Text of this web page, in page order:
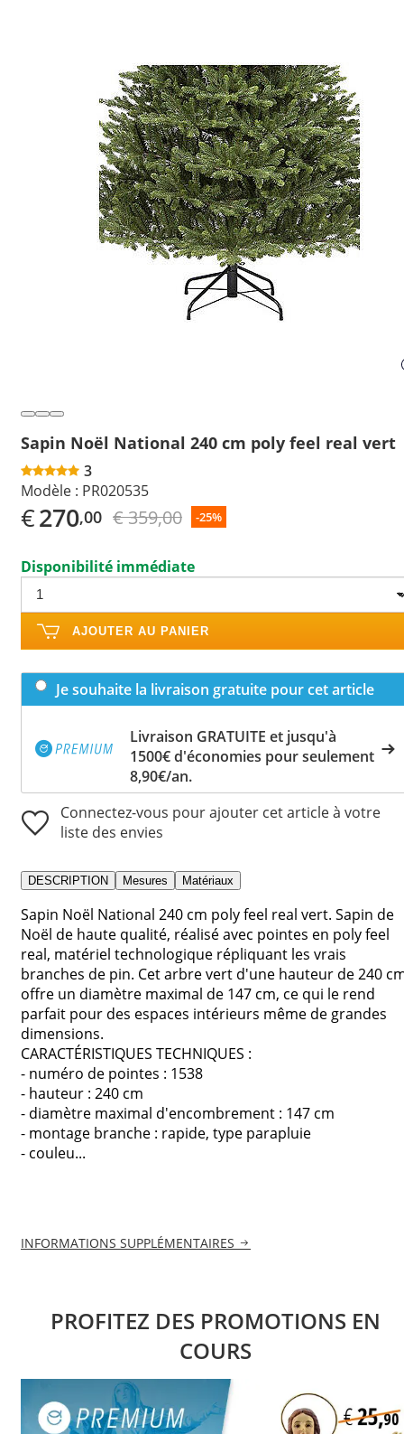
Sapin Noël National 240 cm poly feel real vert
3
Modèle : PR020535
€270,00 € 359,00 -25%
Disponibilité immédiate
AJOUTER AU PANIER
Je souhaite la livraison gratuite pour cet article
Livraison GRATUITE et jusqu'à
1500€ d'économies pour seulement
8,90€/an.
Connectez-vous pour ajouter cet article à votre
liste des envies
DESCRIPTION Mesures Matériaux
Sapin Noël National 240 cm poly feel real vert. Sapin de
Noël de haute qualité, réalisé avec pointes en poly feel
real, matériel technologique répliquant les vrais
branches de pin. Cet arbre vert d'une hauteur de 240
offre un diamètre maximal de 147 cm, ce qui le rend
parfait pour des espaces intérieurs même de grandes
dimensions.
CARACTÉRISTIQUES TECHNIQUES :
- numéro de pointes : 1538
- hauteur : 240 cm
- diamètre maximal d'encombrement : 147 cm
- montage branche : rapide, type parapluie
- couleu...
INFORMATIONS SUPPLÉMENTAIRES
PROFITEZ DES PROMOTIONS EN
COURS